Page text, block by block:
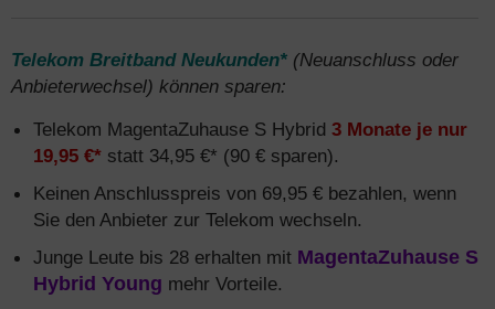
Telekom Breitband Neukunden* (Neuanschluss oder
Anbieterwechsel) können sparen:
Telekom MagentaZuhause S Hybrid 3 Monate je nur
19,95 €* statt 34,95 €* (90 € sparen).
Keinen Anschlusspreis von 69,95 € bezahlen, wenn
Sie den Anbieter zur Telekom wechseln.
Junge Leute bis 28 erhalten mit MagentaZuhause S
Hybrid Young mehr Vorteile.